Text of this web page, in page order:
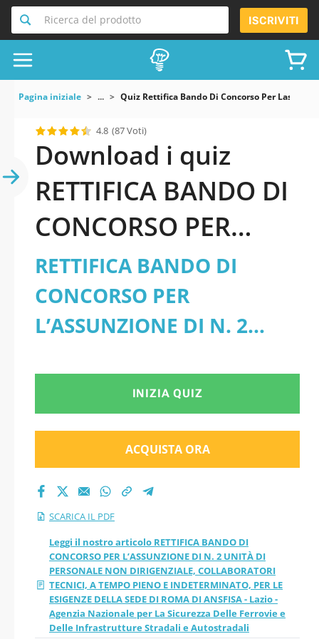
Ricerca del prodotto ISCRIVITI
Pagina iniziale ... Quiz Rettifica Bando Di Concorso Per
4.8 (87 Voti)
Download i quiz
RETTIFICA BANDO DI
CONCORSO PER
L’ASSUNZIONE DI N.
2 UNITÀ DI
PERSONALE NON
DIRIGENZIALE,
COLLABORATORI
TECNICI, A TEMPO
PIENO E
INDETERMINATO,
PER LE ESIGENZE
DELLA SEDE DI ROMA
DI ANSFISA - Lazio -
RETTIFICA BANDO DI
CONCORSO PER
L’ASSUNZIONE DI N. 2
DIRIGENZIALE,
COLLABORATORI TECNICI,
A TEMPO PIENO E
INDETERMINATO, PER LE
ESIGENZE DELLA SEDE DI
ROMA DI ANSFISA - Lazio -
Agenzia Nazionale per La
Sicurezza Delle Ferrovie e
Delle Infrastrutture
INIZIA QUIZ
ACQUISTA ORA
SCARICA IL PDF
Leggi il nostro articolo RETTIFICA BANDO DI
CONCORSO PER L’ASSUNZIONE DI N. 2 UNITÀ DI
PERSONALE NON DIRIGENZIALE, COLLABORATORI
TECNICI, A TEMPO PIENO E INDETERMINATO, PER LE
ESIGENZE DELLA SEDE DI ROMA DI ANSFISA - Lazio -
Agenzia Nazionale per La Sicurezza Delle Ferrovie e
Delle Infrastrutture Stradali e Autostradali